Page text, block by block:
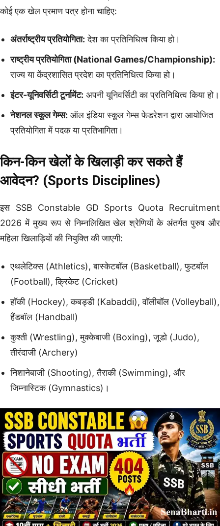
कोई एक खेल प्रमाण पत्र होना चाहिए:
अंतर्राष्ट्रीय प्रतियोगिता: देश का प्रतिनिधित्व किया हो।
राष्ट्रीय प्रतियोगिता (National Games/Championship):
राज्य या केंद्रशासित प्रदेश का प्रतिनिधित्व किया हो।
इंटर-यूनिवर्सिटी टूर्नामेंट: अपनी यूनिवर्सिटी का प्रतिनिधित्व किया हो।
नेशनल स्कूल गेम्स: ऑल इंडिया स्कूल गेम्स फेडरेशन द्वारा आयोजित
प्रतियोगिता में पदक या प्रतिभागिता।
किन-किन खेलों के खिलाड़ी कर सकते हैं
आवेदन? (Sports Disciplines)
इस SSB Constable GD Sports Quota Recruitment
2026 में मुख्य रूप से निम्नलिखित खेल श्रेणियों के अंतर्गत पुरुष और
महिला खिलाड़ियों की नियुक्ति की जाएगी:
एथलेटिक्स (Athletics), बास्केटबॉल (Basketball), फुटबॉल
(Football), क्रिकेट (Cricket)
हॉकी (Hockey), कबड्डी (Kabaddi), वॉलीबॉल (Volleyball),
हैंडबॉल (Handball)
कुश्ती (Wrestling), मुक्केबाजी (Boxing), जूडो (Judo),
तीरंदाजी (Archery)
निशानेबाजी (Shooting), तैराकी (Swimming), और
जिम्नास्टिक (Gymnastics)।